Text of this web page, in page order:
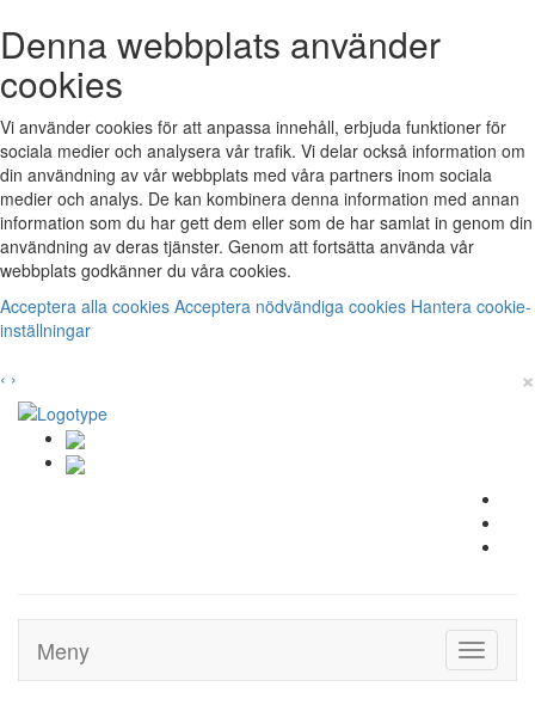
Denna webbplats använder
cookies
Vi använder cookies för att anpassa innehåll, erbjuda funktioner för
sociala medier och analysera vår trafik. Vi delar också information om
din användning av vår webbplats med våra partners inom sociala
medier och analys. De kan kombinera denna information med annan
information som du har gett dem eller som de har samlat in genom din
användning av deras tjänster. Genom att fortsätta använda vår
webbplats godkänner du våra cookies.
Acceptera alla cookies Acceptera nödvändiga cookies Hantera cookie-
inställningar
‹ › ×
Toggle
Meny